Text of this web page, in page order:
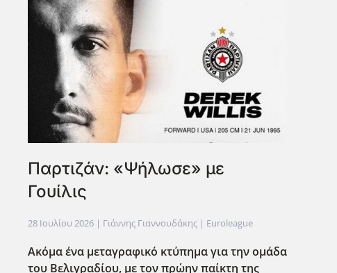
Παρτιζάν: «Ψήλωσε» με
Γουίλις
28 Ιουλίου 2026| Γιάννης Γιαννουδάκης | Euroleague
Ακόμα ένα μεταγραφικό κτύπημα για την ομάδα
του Βελιγραδίου, με τον πρώην παίκτη της